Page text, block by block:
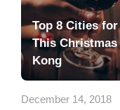
約會技巧
應用程式
聯絡我們
Top 8 Cities
This
Kong
December 14, 2018